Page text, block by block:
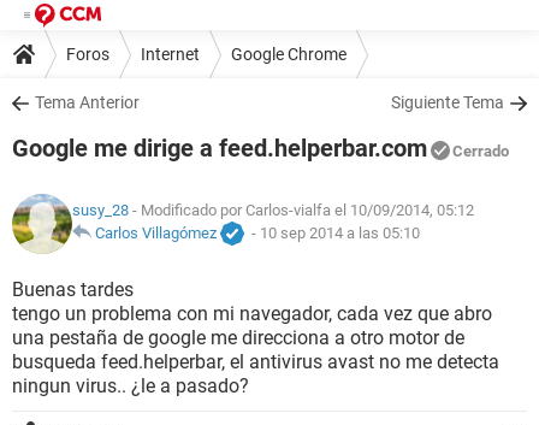
Foros Internet Google Chrome
Tema Anterior Siguiente Tema
Google me dirige a feed.helperbar.com Cerrado
susy_28 - Modificado por Carlos-vialfa el 10/09/2014, 05:12
Carlos Villagómez
- 10 sep 2014 a las 05:10
Buenas tardes
tengo un problema con mi navegador, cada vez que abro
una pestaña de google me direcciona a otro motor de
busqueda feed.helperbar, el antivirus avast no me detecta
ningun virus.. ¿le a pasado?